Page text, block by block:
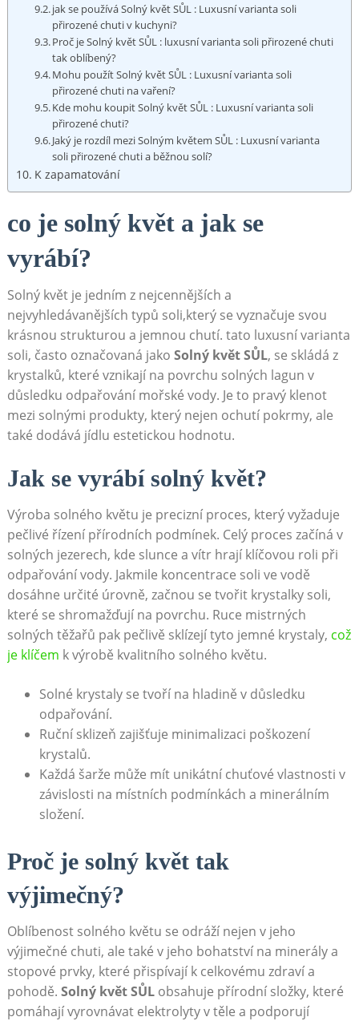
jak se používá Solný květ SŮL : Luxusní ⁤varianta soli
přirozené chuti v kuchyni?
Proč je Solný květ SŮL : luxusní varianta soli přirozené chuti
tak oblíbený?
Mohu použít Solný květ ​SŮL : Luxusní ⁤varianta soli
‍přirozené chuti ⁤na vaření?
Kde mohu ‍koupit Solný květ SŮL : Luxusní varianta soli
přirozené ⁢chuti?
Jaký je rozdíl mezi Solným ‌květem⁤ SŮL : ⁣Luxusní varianta
soli přirozené chuti a běžnou solí?
K zapamatování
co je solný květ a jak se
‌vyrábí?
Solný květ je jedním z nejcennějších a
nejvyhledávanějších typů soli,který⁣ se ⁢vyznačuje svou‌
krásnou ⁢strukturou a jemnou chutí. tato luxusní varianta
‌soli, ‌často označovaná jako Solný ‌květ SŮL, se​ skládá z
krystalků, které vznikají na povrchu solných lagun v‌
důsledku odpařování mořské vody. Je to pravý⁤ klenot
mezi solnými⁣ produkty, který nejen ochutí pokrmy, ale
také dodává jídlu estetickou hodnotu.
Jak se vyrábí solný květ?
Výroba​ solného květu‌ je precizní proces, ⁢který vyžaduje​
pečlivé řízení přírodních podmínek. Celý proces začíná v
solných jezerech, kde slunce a vítr hrají klíčovou‍ roli při
odpařování vody. Jakmile ‍koncentrace soli ve vodě
dosáhne určité úrovně, ⁣začnou se tvořit krystalky soli,
které se shromažďují na povrchu.‍ Ruce mistrných
solných těžařů pak pečlivě sklízejí tyto jemné krystaly, což
je klíčem k výrobě kvalitního solného květu.
Solné krystaly se tvoří na hladině v‌ důsledku
odpařování.
Ruční sklizeň zajišťuje minimalizaci​ poškození
krystalů.
Každá šarže může mít unikátní chuťové vlastnosti v
závislosti na místních podmínkách a minerálním
složení.
Proč⁣ je solný ‌květ tak
výjimečný?
Oblíbenost‌ solného květu se odráží nejen v jeho
výjimečné chuti, ale‍ také v jeho bohatství na‍ minerály a
stopové prvky, které⁤ přispívají k celkovému zdraví a
pohodě. Solný květ SŮLobsahuje přírodní složky, které
pomáhají vyrovnávat elektrolyty v těle a podporují